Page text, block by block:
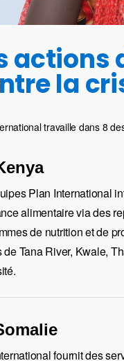
actions
la
travaille dans 8
Plan International
alimentaire via des
de nutrition et de
de Tana River, Kwale,
fournit des